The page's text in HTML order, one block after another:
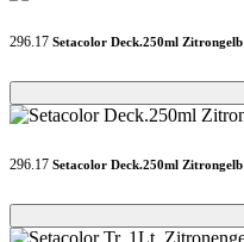
296.17 Setacolor Deck.250ml Zitrongelb
Loading...
Loading...
296.17 Setacolor Deck.250ml Zitrongelb
Loading...
Loading...